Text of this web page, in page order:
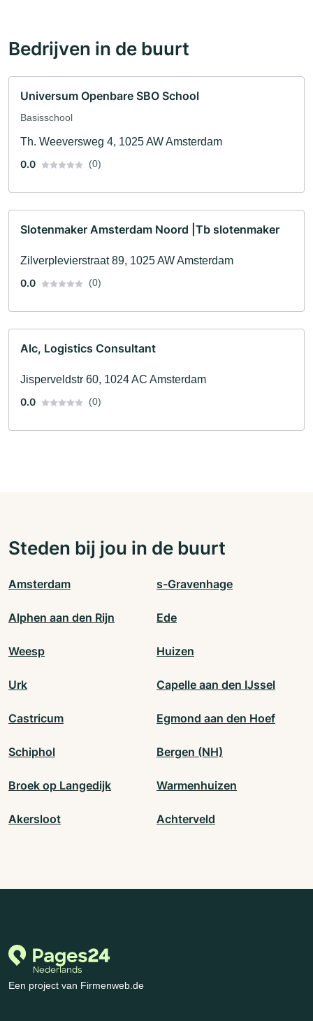
Bedrijven in de buurt
Universum Openbare SBO School
Basisschool
Th. Weeversweg 4, 1025 AW Amsterdam
0.0
(0)
Slotenmaker Amsterdam Noord |Tb slotenmaker
Zilverplevierstraat 89, 1025 AW Amsterdam
0.0
(0)
Alc, Logistics Consultant
Jisperveldstr 60, 1024 AC Amsterdam
0.0
(0)
Steden bij jou in de buurt
Amsterdam s-Gravenhage
Alphen aan den Rijn Ede
Weesp Huizen
Urk Capelle aan den IJssel
Castricum Egmond aan den Hoef
Schiphol Bergen (NH)
Broek op Langedijk Warmenhuizen
Akersloot Achterveld
Een project van Firmenweb.de